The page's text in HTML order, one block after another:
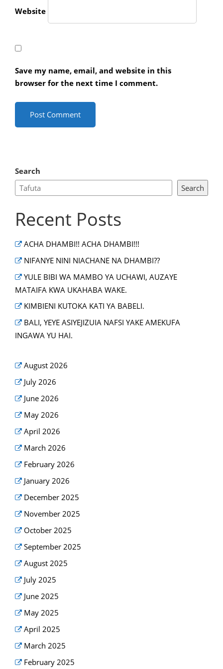
Website
Save my name, email, and website in this
browser for the next time I comment.
Search
Search
Recent Posts
ACHA DHAMBI!! ACHA DHAMBI!!!
NIFANYE NINI NIACHANE NA DHAMBI??
YULE BIBI WA MAMBO YA UCHAWI, AUZAYE
MATAIFA KWA UKAHABA WAKE.
KIMBIENI KUTOKA KATI YA BABELI.
BALI, YEYE ASIYEJIZUIA NAFSI YAKE AMEKUFA
INGAWA YU HAI.
August 2026
July 2026
June 2026
May 2026
April 2026
March 2026
February 2026
January 2026
December 2025
November 2025
October 2025
September 2025
August 2025
July 2025
June 2025
May 2025
April 2025
March 2025
February 2025